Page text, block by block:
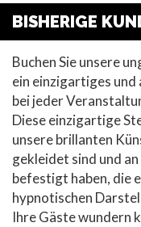
BISHERIGE
Buchen Sie unsere
ein einzigartiges
bei jeder
Diese einzigartige
unsere brillanten
gekleidet sind und
befestigt haben, die
hypnotischen
Ihre Gäste wundern